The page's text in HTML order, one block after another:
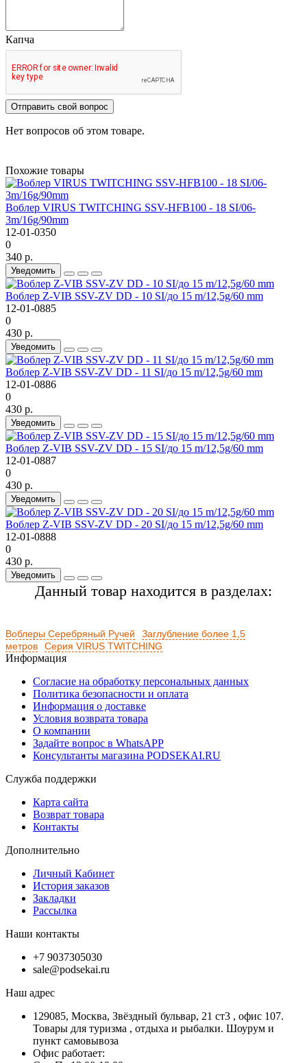
Капча
Отправить свой вопрос
Нет вопросов об этом товаре.
Похожие товары
Воблер VIRUS TWITCHING SSV-HFB100 - 18 SI/06-
3m/16g/90mm
12-01-0350
0
340 р.
Уведомить
Воблер Z-VIB SSV-ZV DD - 10 SI/до 15 m/12,5g/60 mm
12-01-0885
0
430 р.
Уведомить
Воблер Z-VIB SSV-ZV DD - 11 SI/до 15 m/12,5g/60 mm
12-01-0886
0
430 р.
Уведомить
Воблер Z-VIB SSV-ZV DD - 15 SI/до 15 m/12,5g/60 mm
12-01-0887
0
430 р.
Уведомить
Воблер Z-VIB SSV-ZV DD - 20 SI/до 15 m/12,5g/60 mm
12-01-0888
0
430 р.
Уведомить
Данный товар находится в разделах:
Воблеры Серебряный Ручей
Заглубление более 1,5
метров
Серия VIRUS TWITCHING
Информация
Согласие на обработку персональных данных
Политика безопасности и оплата
Информация о доставке
Условия возврата товара
О компании
Задайте вопрос в WhatsAPP
Консультанты магазина PODSEKAI.RU
Служба поддержки
Карта сайта
Возврат товара
Контакты
Дополнительно
Личный Кабинет
История заказов
Закладки
Рассылка
Наши контакты
+7 9037305030
sale@podsekai.ru
Наш адрес
129085, Москва, Звёздный бульвар, 21 ст3 , офис 107.
Товары для туризма , отдыха и рыбалки. Шоурум и
пункт самовывоза
Офис работает: